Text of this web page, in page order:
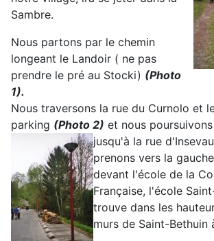
Sambre.
Nous partons par le chemin
longeant le Landoir ( ne pas
prendre le pré au Stocki) (Photo
1).
Nous traversons la rue du Curnolo et
parking (Photo 2) et nous
jusqu'à la rue
prenons vers la
devant l'école de la
Française, l'école
trouve dans les
murs de Saint-Bethuin